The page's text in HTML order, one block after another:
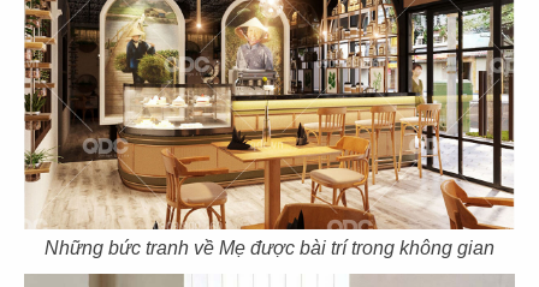
Những bức tranh về Mẹ được bài trí trong không gian